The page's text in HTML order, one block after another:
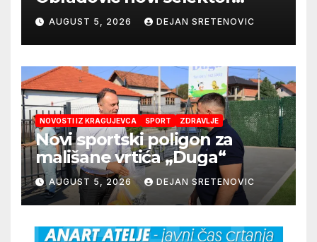
Atletske reprezentacije Srbije
AUGUST 5, 2026 DEJAN SRETENOVIC
NOVOSTI IZ KRAGUJEVCA SPORT ZDRAVLJE
Novi sportski poligon za
mališane vrtića „Duga“
AUGUST 5, 2026 DEJAN SRETENOVIC